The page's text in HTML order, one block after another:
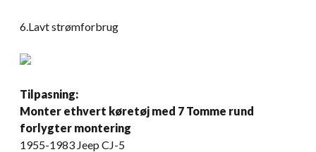
6.Lavt strømforbrug
Tilpasning:
Monter ethvert køretøj med 7 Tomme rund
forlygter montering
1955-1983 Jeep CJ-5